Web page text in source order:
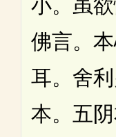
小。虽欲
佛言。
耳。舍
本。五